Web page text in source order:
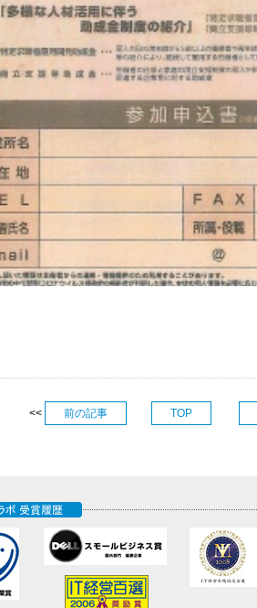
<< 前の記事 TOP